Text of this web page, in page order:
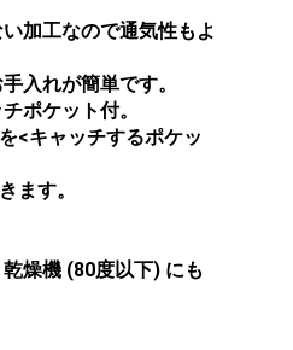
加工なので通気性もよ
入れが簡単です。
ポケット付。
<キャッチするポケッ
ます。
燥機 (80度以下) にも